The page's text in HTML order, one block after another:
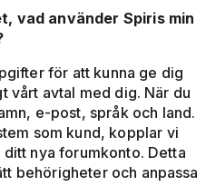
vad använder Spiris min
för att kunna ge dig
vårt avtal med dig. När du
e-post, språk och land.
som kund, kopplar vi
nya forumkonto. Detta
behörigheter och anpassa